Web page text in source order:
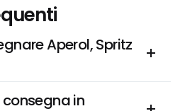
Aperol, Spritz
in